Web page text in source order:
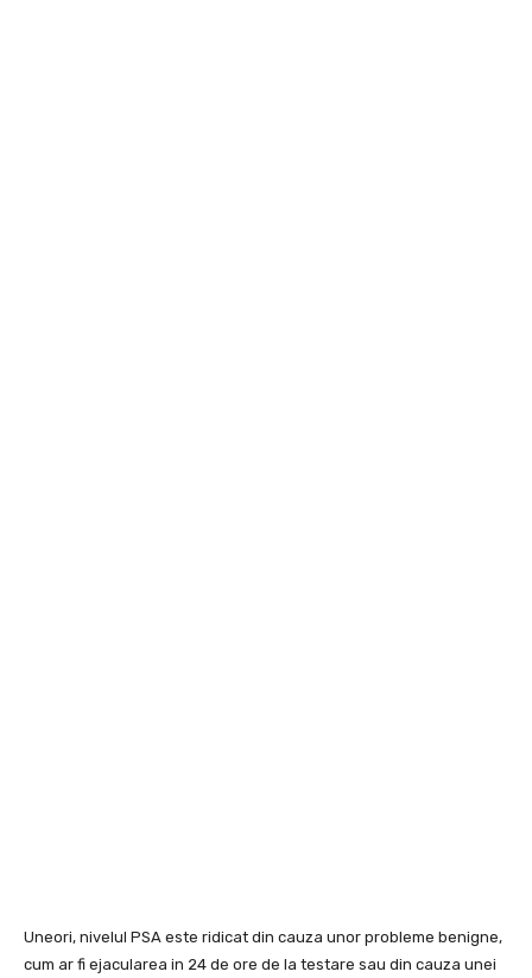
Uneori, nivelul PSA este ridicat din cauza unor probleme benigne,
cum ar fi ejacularea in 24 de ore de la testare sau din cauza unei